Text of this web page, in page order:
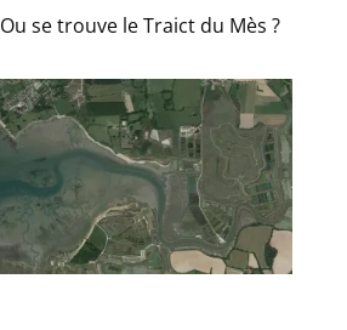
Ou se trouve le Traict du Mès ?